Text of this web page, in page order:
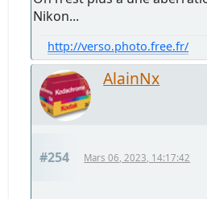
Nikon...
http://verso.photo.free.fr/
AlainNx
#254 Mars 06, 2023, 14:17:42